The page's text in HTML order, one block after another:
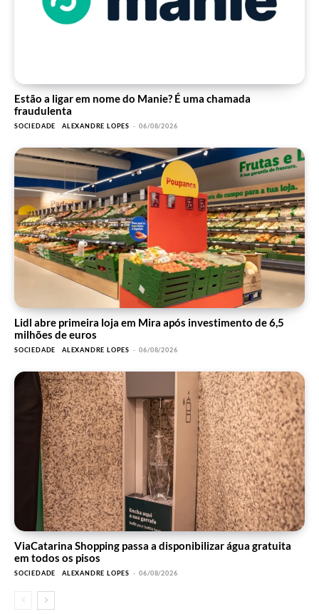
Estão a ligar em nome do Manie? É uma chamada
fraudulenta
SOCIEDADE ALEXANDRE LOPES - 06/08/2026
Lidl abre primeira loja em Mira após investimento de 6,5
milhões de euros
SOCIEDADE ALEXANDRE LOPES - 06/08/2026
ViaCatarina Shopping passa a disponibilizar água gratuita
em todos os pisos
SOCIEDADE ALEXANDRE LOPES - 06/08/2026